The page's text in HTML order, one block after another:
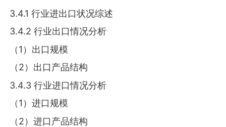
3.4.1 行业进出口状况综述
3.4.2 行业出口情况分析
（1）出口规模
（2）出口产品结构
3.4.3 行业进口情况分析
（1）进口规模
（2）进口产品结构